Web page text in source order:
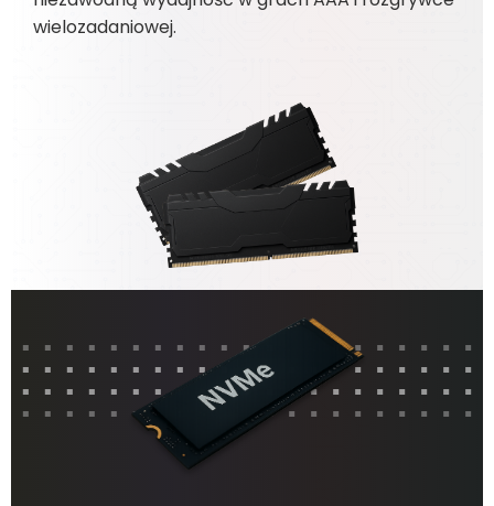
wielozadaniowej.